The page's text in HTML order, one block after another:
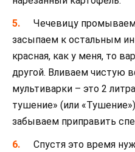
Чечевицу
засыпаем к остальным
красная, как у меня, то
другой. Вливаем чистую
мультиварки – это 2
тушение» (или
забываем приправить
Спустя это время